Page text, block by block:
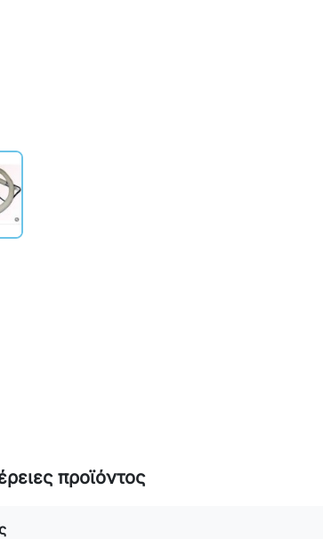
προϊόντος